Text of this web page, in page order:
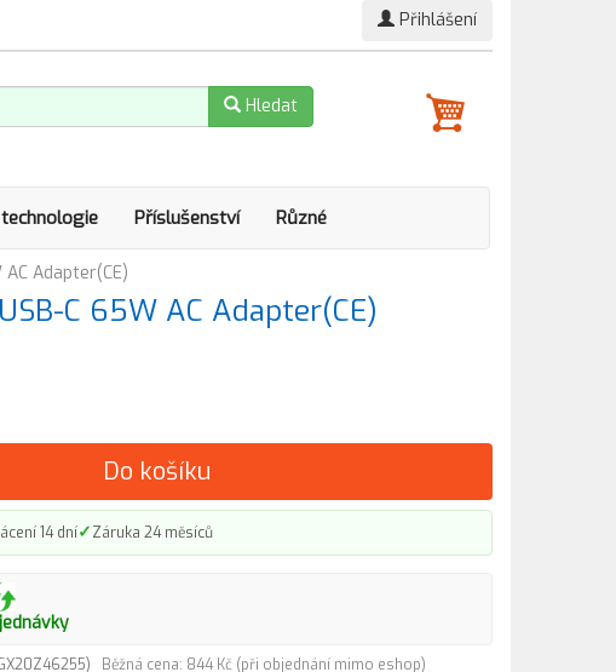
Přihlášení
Hledat
Příslušenství Různé
Adapter(CE)
C 65W AC Adapter(CE)
Do košíku
14 dní✓Záruka 24 měsíců
Běžná cena: 844 Kč (při objednání mimo eshop)